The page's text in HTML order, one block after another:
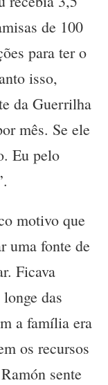
de 100
para ter o
isso,
da Guerrilha
mês. Se ele
Eu pelo
motivo que
uma fonte de
Ficava
das
a família era
os recursos
sente